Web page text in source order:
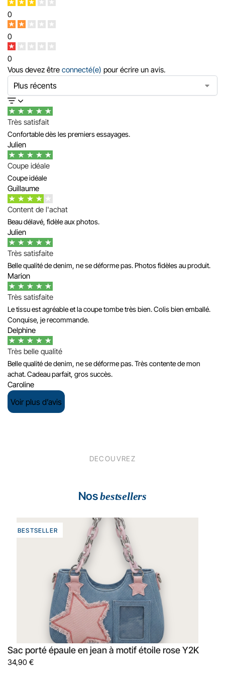
0
0
0
Vous devez être connecté(e) pour écrire un avis.
Très satisfait
Confortable dès les premiers essayages.
Julien
Coupe idéale
Coupe idéale
Guillaume
Content de l'achat
Beau délavé, fidèle aux photos.
Julien
Très satisfaite
Belle qualité de denim, ne se déforme pas. Photos fidèles au produit.
Marion
Très satisfaite
Le tissu est agréable et la coupe tombe très bien. Colis bien emballé.
Conquise, je recommande.
Delphine
Très belle qualité
Belle qualité de denim, ne se déforme pas. Très contente de mon
achat. Cadeau parfait, gros succès.
Caroline
Voir plus d’avis
DECOUVREZ
Nosbestsellers
BESTSELLER
Sac porté épaule en jean à motif étoile rose Y2K
34,90 €